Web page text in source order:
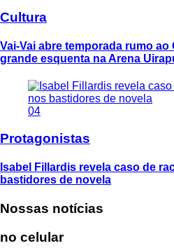
Cultura
Vai-Vai abre temporada rumo ao
grande esquenta na Arena
04
Protagonistas
Isabel Fillardis revela caso de
bastidores de novela
Nossas notícias
no celular